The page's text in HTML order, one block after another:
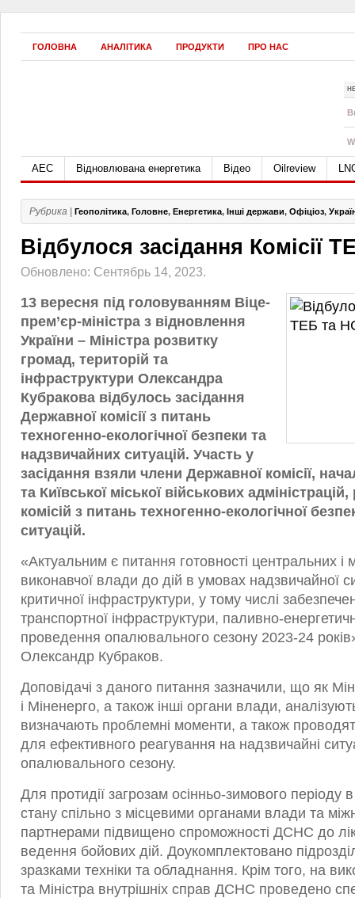
ГОЛОВНА АНАЛІТИКА ПРОДУКТИ ПРО НАС
АЕС Відновлювана енергетика Відео Oilreview
Рубрика | Геополітика, Головне, Енергетика, Інші держави, Офіціоз,
Відбулося засідання Комісії
Обновлено: Сентябрь 14, 2023.
13 вересня під головуванням Віце-
прем’єр-міністра з відновлення
України – Міністра розвитку
громад, територій та
інфраструктури Олександра
Кубракова відбулось засідання
Державної комісії з питань
техногенно-екологічної безпеки та
надзвичайних ситуацій. Участь у
засідання взяли члени Державної комісії,
та Київської міської військових
комісій з питань техногенно-екологічної
ситуацій.
«Актуальним є питання готовності центральних і
виконавчої влади до дій в умовах надзвичайної
критичної інфраструктури, у тому числі
транспортної інфраструктури, паливно-
проведення опалювального сезону 2023-24
Олександр Кубраков.
Доповідачі з даного питання зазначили, що як
і Міненерго, а також інші органи влади,
визначають проблемні моменти, а також
для ефективного реагування на надзвичайні
опалювального сезону.
Для протидії загрозам осінньо-зимового періоду
стану спільно з місцевими органами влади та
партнерами підвищено спроможності ДСНС до
ведення бойових дій. Доукомплектовано
зразками техніки та обладнання. Крім того, на
та Міністра внутрішніх справ ДСНС проведено